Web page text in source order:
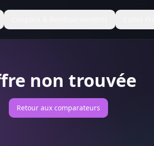
non trouvée
Retour aux comparateurs